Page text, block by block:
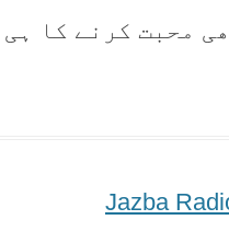
محبت کرنے کا